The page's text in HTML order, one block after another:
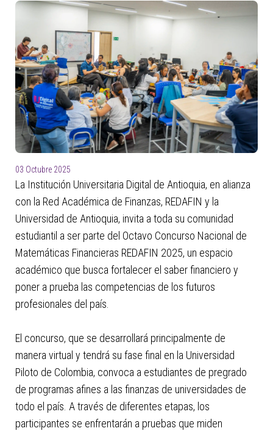
03 Octubre 2025
La Institución Universitaria Digital de Antioquia, en alianza
con la Red Académica de Finanzas, REDAFIN y la
Universidad de Antioquia, invita a toda su comunidad
estudiantil a ser parte del Octavo Concurso Nacional de
Matemáticas Financieras REDAFIN 2025, un espacio
académico que busca fortalecer el saber financiero y
poner a prueba las competencias de los futuros
profesionales del país.
El concurso, que se desarrollará principalmente de
manera virtual y tendrá su fase final en la Universidad
Piloto de Colombia, convoca a estudiantes de pregrado
de programas afines a las finanzas de universidades de
todo el país. A través de diferentes etapas, los
participantes se enfrentarán a pruebas que miden